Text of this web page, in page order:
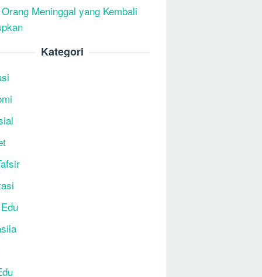
Meninggal yang Kembali
Kategori